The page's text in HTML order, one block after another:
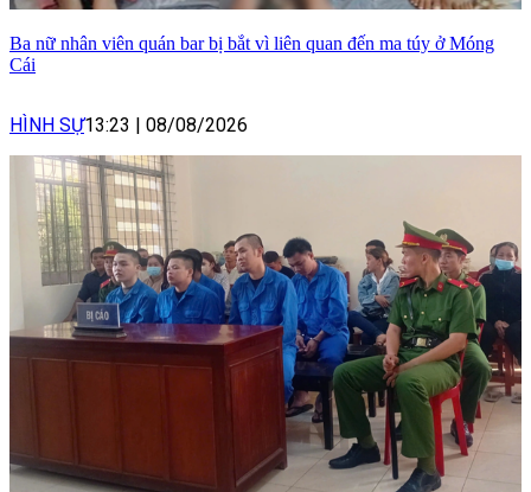
Ba nữ nhân viên quán bar bị bắt vì liên quan đến ma túy ở Móng
Cái
HÌNH SỰ13:23 | 08/08/2026